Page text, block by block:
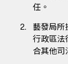
任。
藝發局所
行政區法
合其他司